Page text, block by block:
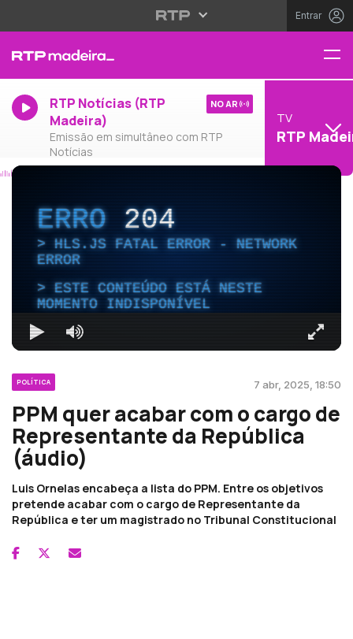
Entrar
RTP Notícias (RTP
Madeira)
Emissão em simultâneo com RTP
Notícias
NO AR
TV
RTP
ERRO204
HLS.JS FATAL ERROR - NETWORK
ERROR
ESTE CONTEÚDO ESTÁ NESTE
MOMENTO INDISPONÍVEL
POLÍTICA 7 abr, 2025, 18:50
PPM quer acabar com o cargo de
Representante da República
(áudio)
Luis Ornelas encabeça a lista do PPM. Entre os objetivos
pretende acabar com o cargo de Representante da
República e ter um magistrado no Tribunal Constitucional